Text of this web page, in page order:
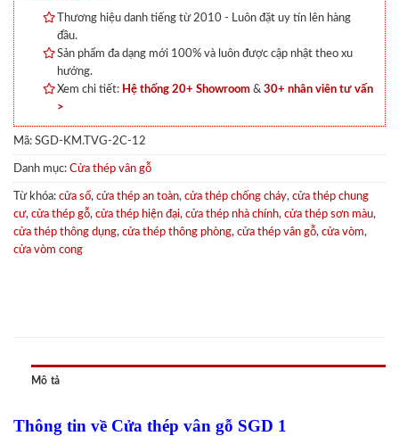
Thương hiệu danh tiếng từ 2010 - Luôn đặt uy tín lên hàng
đầu.
Sản phẩm đa dạng mới 100% và luôn được cập nhật theo xu
hướng.
Xem chi tiết: Hệ thống 20+ Showroom & 30+ nhân viên tư vấn
>
Mã: SGD-KM.TVG-2C-12
Danh mục: Cửa thép vân gỗ
Từ khóa: cửa sổ, cửa thép an toàn, cửa thép chống cháy, cửa thép chung
cư, cửa thép gỗ, cửa thép hiện đại, cửa thép nhà chính, cửa thép sơn màu,
cửa thép thông dụng, cửa thép thông phòng, cửa thép vân gỗ, cửa vòm,
cửa vòm cong
Mô tả
Thông tin về Cửa thép vân gỗ SGD 1